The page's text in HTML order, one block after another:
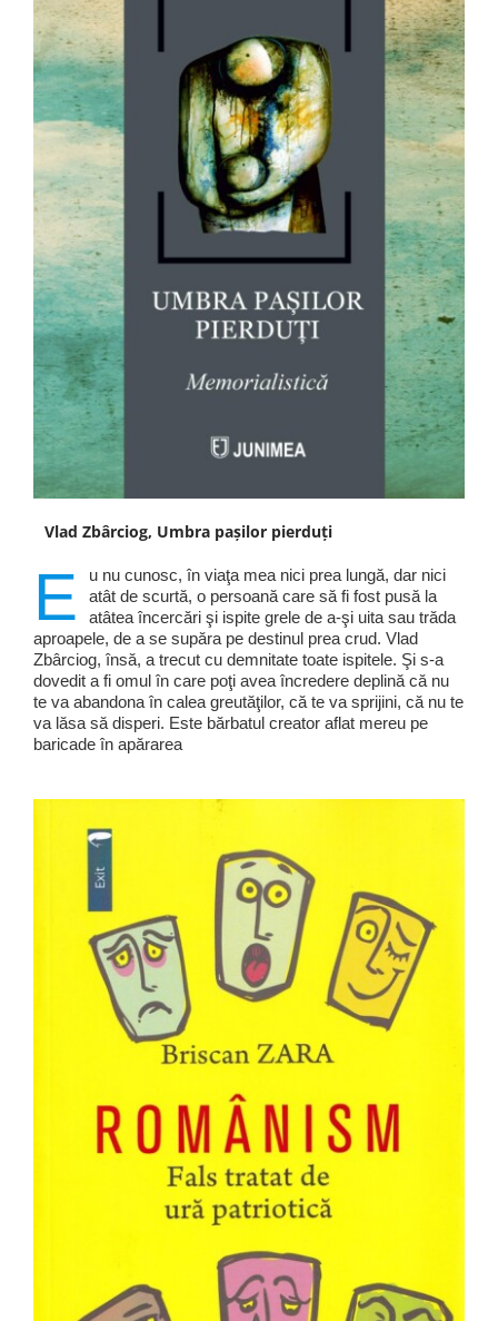
Vlad Zbârciog, Umbra pașilor pierduți
E
u nu cunosc, în viaţa mea nici prea lungă, dar nici
atât de scurtă, o persoană care să fi fost pusă la
atâtea încercări şi ispite grele de a-şi uita sau trăda
aproapele, de a se supăra pe destinul prea crud. Vlad
Zbârciog, însă, a trecut cu demnitate toate ispitele. Şi s-a
dovedit a fi omul în care poţi avea încredere deplină că nu
te va abandona în calea greutăţilor, că te va sprijini, că nu te
va lăsa să disperi. Este bărbatul creator aflat mereu pe
baricade în apărarea